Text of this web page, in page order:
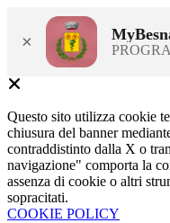
×
Questo sito utilizza cookie
chiusura del banner
contraddistinto dalla X o
navigazione" comporta la
assenza di cookie o altri
sopracitati.
COOKIE POLICY